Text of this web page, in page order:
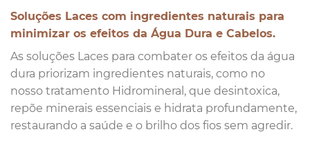
Soluções Laces com ingredientes naturais para
minimizar os efeitos da Água Dura e Cabelos.
As soluções Laces para combater os efeitos da água
dura priorizam ingredientes naturais, como no
nosso tratamento Hidromineral, que desintoxica,
repõe minerais essenciais e hidrata profundamente,
restaurando a saúde e o brilho dos fios sem agredir.